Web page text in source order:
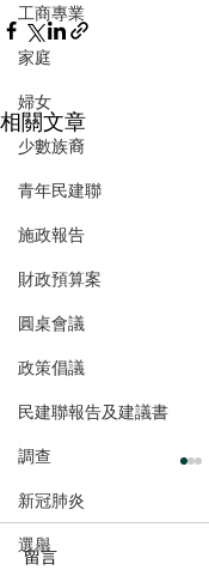
工商專業
家庭
婦女
少數族裔
青年民建聯
施政報告
財政預算案
圓桌會議
政策倡議
民建聯報告及建議書
調查
新冠肺炎
選舉
相關文章
留言